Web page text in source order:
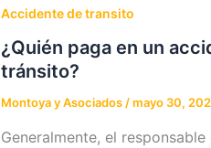
Accidente de transito
¿Quién paga en un
tránsito?
Montoya y Asociados/mayo 30,
Generalmente, el responsable